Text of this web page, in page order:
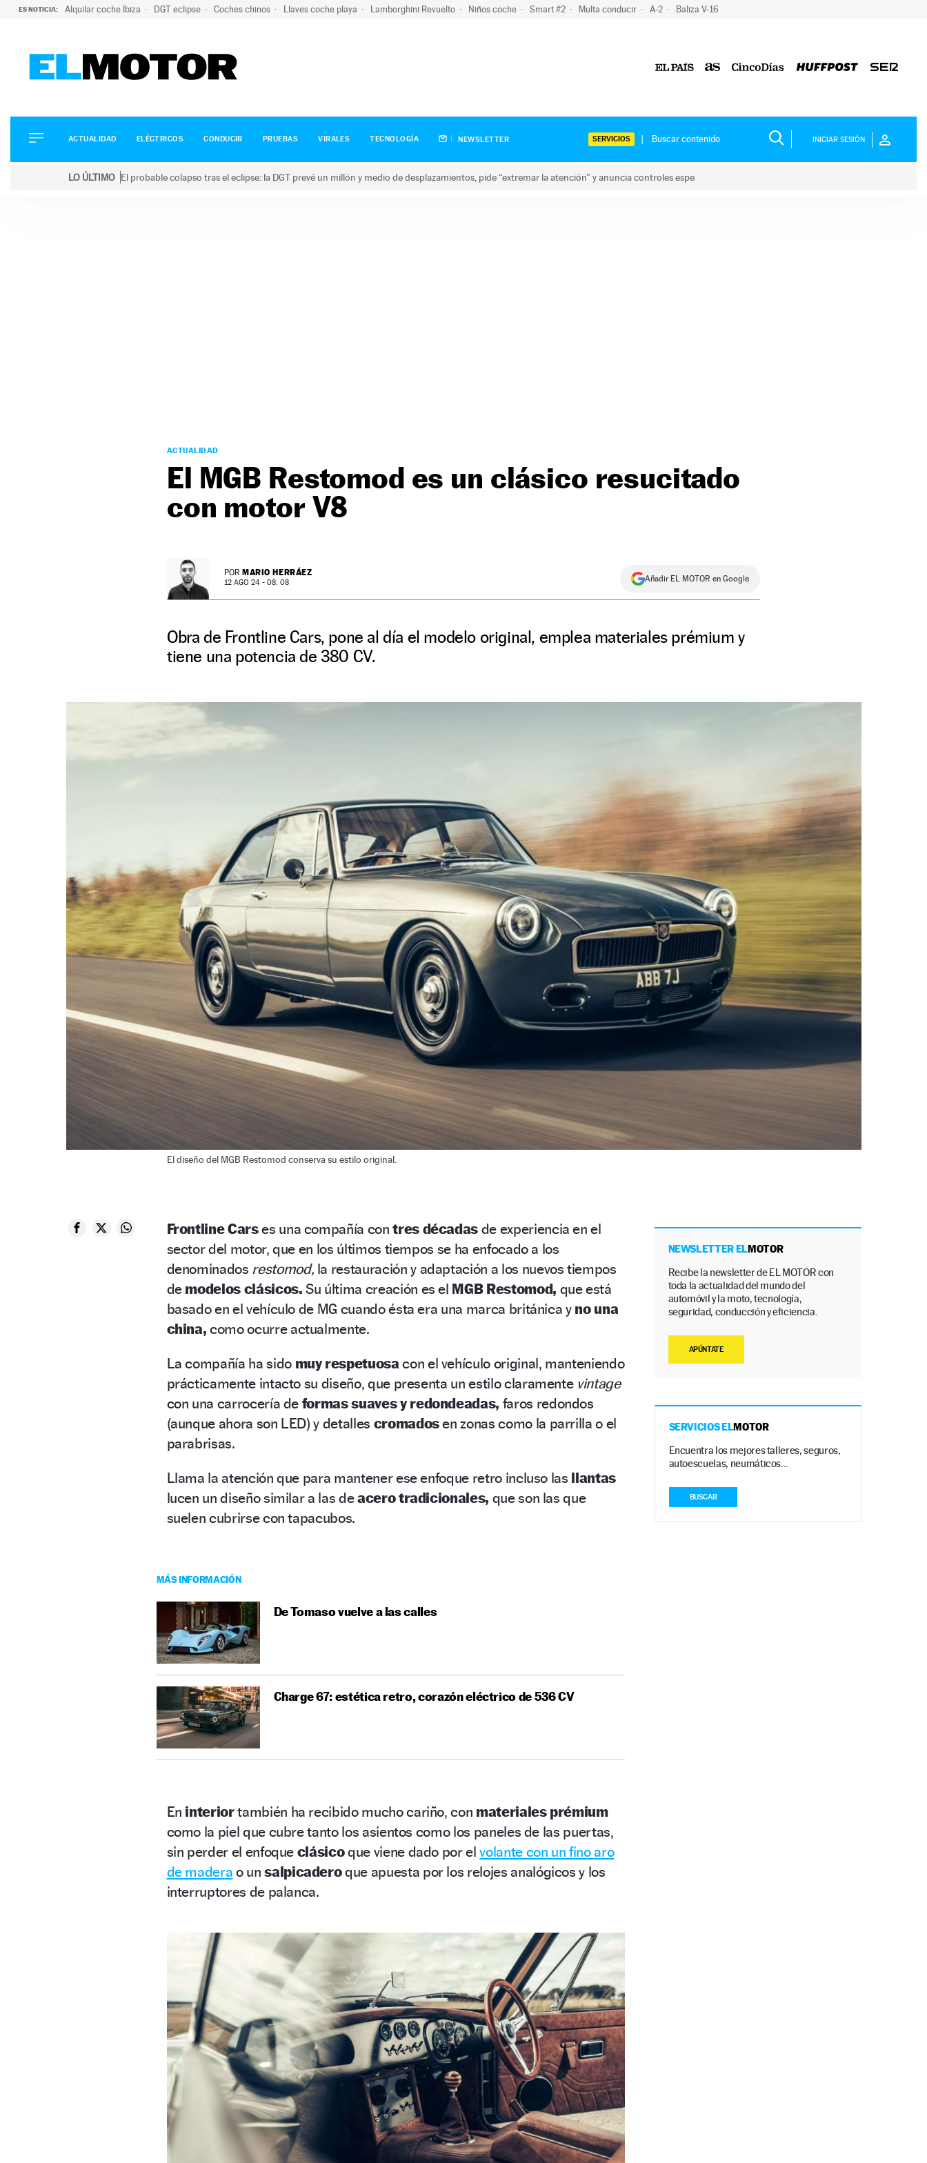
ES NOTICIA: Alquilar coche Ibiza DGT eclipse Coches chinos Llaves coche playa Lamborghini Revuelto Niños coche Smart #2 Multa conducir A-2 Baliza V-16
ELÉCTRICOS
CONDUCIR
ACTUALIDAD ELÉCTRICOS CONDUCIR PRUEBAS VIRALES TECNOLOGÍA NEWSLETTER SERVICIOS INICIAR SESIÓN
LO ÚLTIMO El probable colapso tras el eclipse: la DGT prevé un millón y medio de desplazamientos, pide “extremar la atención” y anuncia controles espe
ACTUALIDAD
El MGB Restomod es un clásico resucitado
con motor V8
POR MARIO HERRÁEZ
12 AGO 24 - 08: 08 Añadir EL MOTOR en Google
Obra de Frontline Cars, pone al día el modelo original, emplea materiales prémium y
tiene una potencia de 380 CV.
El diseño del MGB Restomod conserva su estilo original.
Frontline Carses una compañía contres décadas de experiencia en el
sector del motor, que en los últimos tiempos se ha enfocado a los
denominados restomod, la restauración y adaptación a los nuevos tiempos
de modelos clásicos.Su última creación es el MGB Restomod, que está
basado en el vehículo de MG cuando ésta era una marca británica y no una
china, como ocurre actualmente.
La compañía ha sido muy respetuosa con el vehículo original, manteniendo
prácticamente intacto su diseño, que presenta un estilo claramente vintage
con una carrocería de formas suaves y redondeadas, faros redondos
(aunque ahora son LED) y detalles cromadosen zonas como la parrilla o el
parabrisas.
Llama la atención que para mantener ese enfoque retro incluso las llantas
lucen un diseño similar a las deacero tradicionales, que son las que
suelen cubrirse con tapacubos.
MÁS INFORMACIÓN
De Tomaso vuelve a las calles
Charge 67: estética retro, corazón eléctrico de 536 CV
En interiortambién ha recibido mucho cariño, con materiales prémium
como la piel que cubre tanto los asientos como los paneles de las puertas,
sin perder el enfoque clásicoque viene dado por elvolante con un fino aro
de madera o unsalpicaderoque apuesta por los relojes analógicos y los
interruptores de palanca.
NEWSLETTER ELMOTOR
Recibe la newsletter de EL MOTOR con
toda la actualidad del mundo del
automóvil y la moto, tecnología,
seguridad, conducción y eficiencia.
APÚNTATE
SERVICIOS ELMOTOR
Encuentra los mejores talleres, seguros,
autoescuelas, neumáticos…
BUSCAR